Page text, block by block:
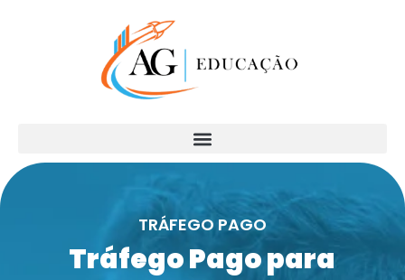
TRÁFEGO PAGO
Tráfego Pago para